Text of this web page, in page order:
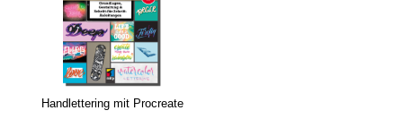
Handlettering mit Procreate